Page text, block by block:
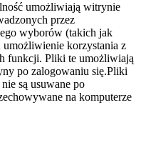
umożliwiają witrynie
przez
wyborów (takich jak
korzystania z
funkcji. Pliki te umożliwiają
po zalogowaniu się.Pliki
są usuwane po
na komputerze